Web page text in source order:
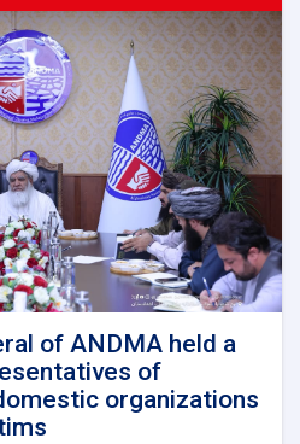
of ANDMA held a
of
organizations